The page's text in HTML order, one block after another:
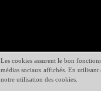
Les cookies assurent le bon
médias sociaux affichés. En utilisant
notre utilisation des cookies.